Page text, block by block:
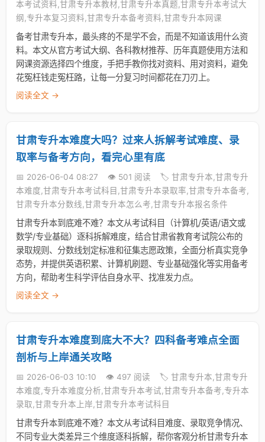
本考试资料,甘肃专升本教材,甘肃专升本真题,甘肃专升本考试大
纲,专升本复习资料,甘肃专升本备考资料,甘肃专升本网课
备考甘肃专升本，最头疼的不是学不会，而是不知道该用什么资
料。本文从官方考试大纲、各科教材推荐、历年真题使用方法和
网课资源选择四个维度，手把手教你找对资料、用对资料，避免
花冤枉钱走冤枉路，让每一分复习时间都花在刀刃上。
阅读全文 →
甘肃专升本难度大吗？过来人拆解考试难度、录
取率与备考方向，看完心里有底
📅 2026-06-04 08:27 👁️ 501 阅读
🏷️ 甘肃专升本,甘肃专升
本难度,甘肃专升本考试科目,甘肃专升本录取率,甘肃专升本备考,
甘肃专升本分数线,甘肃专升本怎么考,甘肃专升本报名条件
甘肃专升本到底难不难？本文从考试科目（计算机/英语/语文或
数学/专业基础）逐科拆解难度，结合甘肃省教育考试院公布的
录取规则、分数线划定标准和征集志愿政策，全面分析真实竞争
态势，并提供英语积累、计算机刷题、专业基础强化等实用备考
方向，帮助考生科学评估自身水平、找准发力点。
阅读全文 →
甘肃专升本难度到底大不大？四科备考难点全面
剖析与上岸通关攻略
📅 2026-06-03 10:10 👁️ 497 阅读
🏷️ 甘肃专升本,甘肃专升
本难度,专升本难度分析,甘肃专升本考试,甘肃专升本备考,专升本
录取,甘肃专升本上岸,甘肃专升本考试科目
甘肃专升本到底难不难？本文从考试科目难度、录取竞争情况、
不同专业大类差异三个维度逐科拆解，帮你客观分析甘肃专升本